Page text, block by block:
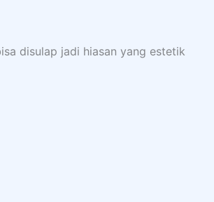
disulap jadi hiasan yang estetik